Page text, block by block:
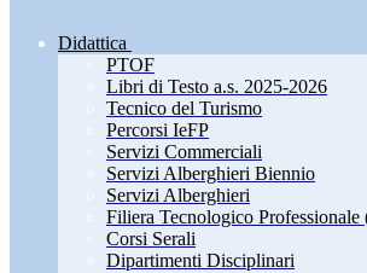
Didattica
PTOF
Libri di Testo a.s. 2025-2026
Tecnico del Turismo
Percorsi IeFP
Servizi Commerciali
Servizi Alberghieri Biennio
Servizi Alberghieri
Filiera Tecnologico Professionale
Corsi Serali
Dipartimenti Disciplinari